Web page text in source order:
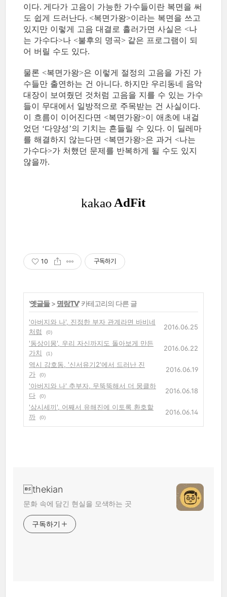
이다. 게다가 고음이 가능한 가수들이란 복면을 써
도 쉽게 드러난다. <복면가왕>이라는 복면을 쓰고
있지만 이렇게 고음 대결로 흘러가면 사실은 <나
는 가수다>나 <불후의 명곡> 같은 프로그램이 되
어 버릴 수도 있다.
물론 <복면가왕>은 이렇게 절정의 고음을 가진 가
수들만 출연하는 건 아니다. 하지만 우리동네 음악
대장이 보여줬던 것처럼 고음을 지를 수 있는 가수
들이 무대에서 일방적으로 주목받는 건 사실이다.
이 흐름이 이어진다면 <복면가왕>이 애초에 내걸
었던 ‘다양성’의 기치는 흔들릴 수 있다. 이 딜레마
를 해결하지 않는다면 <복면가왕>은 과거 <나는
가수다>가 처했던 문제를 반복하게 될 수도 있지
않을까.
10 구독하기
'옛글들> 명랑TV' 카테고리의 다른 글
'아버지와 나', 진정한 부자 관계라면 바비네
처럼
(0)
2016.06.25
'동상이몽', 우리 자신까지도 돌아보게 만든
가치
(1)
2016.06.22
역시 강호동, '신서유기2'에서 드러난 진
가
(0)
2016.06.19
'아버지와 나' 추부자, 무뚝뚝해서 더 뭉클하
다
(0)
2016.06.18
'삼시세끼', 어째서 유해진에 이토록 환호할
까
(0)
2016.06.14
thekian
문화 속에 담긴 현실을 모색하는 곳
구독하기